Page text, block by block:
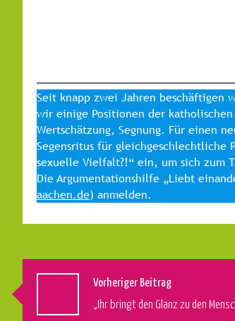
Seit knapp zwei Jahren beschäftigen
wir einige Positionen der
Wertschätzung, Segnung. Für einen
Segensritus für
sexuelle Vielfalt?!“ ein, um sich zum
Die Argumentationshilfe „Liebt
aachen.de) anmelden.
Vorheriger Beitrag
„Ihr bringt den Glanz zu den